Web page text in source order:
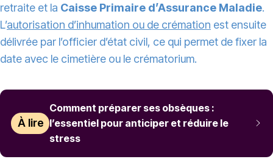
retraite et la Caisse Primaire d’Assurance Maladie.
L’autorisation d’inhumation ou de crémation est ensuite
délivrée par l’officier d’état civil, ce qui permet de fixer la
date avec le cimetière ou le crématorium.
À lire
Comment préparer ses obsèques :
l’essentiel pour anticiper et réduire le
stress